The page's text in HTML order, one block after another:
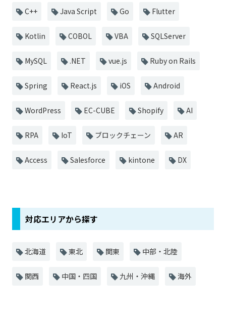
C++ Java Script Go Flutter
Kotlin COBOL VBA SQLServer
MySQL .NET vue.js Ruby on Rails
Spring React.js iOS Android
WordPress EC-CUBE Shopify AI
RPA IoT ブロックチェーン AR
Access Salesforce kintone DX
対応エリアから探す
北海道 東北 関東 中部・北陸
関西 中国・四国 九州・沖縄 海外